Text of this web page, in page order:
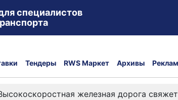
специалистов
Тендеры RWS Маркет Архивы
железная дорога